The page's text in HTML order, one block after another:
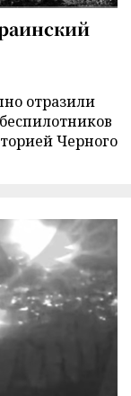
отразили
Черного